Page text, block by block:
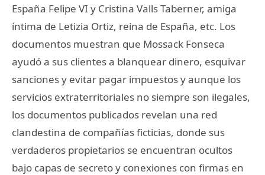
España Felipe VI y Cristina Valls Taberner, amiga
íntima de Letizia Ortiz, reina de España, etc. Los
documentos muestran que Mossack Fonseca
ayudó a sus clientes a blanquear dinero, esquivar
sanciones y evitar pagar impuestos y aunque los
servicios extraterritoriales no siempre son ilegales,
los documentos publicados revelan una red
clandestina de compañías ficticias, donde sus
verdaderos propietarios se encuentran ocultos
bajo capas de secreto y conexiones con firmas en